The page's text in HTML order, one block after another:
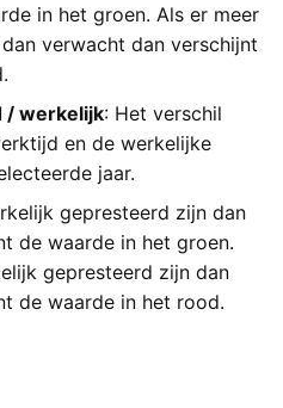
in het groen. Als er meer
verwacht dan verschijnt
/ werkelijk: Het verschil
en de werkelijke
jaar.
gepresteerd zijn dan
de waarde in het groen.
gepresteerd zijn dan
de waarde in het rood.